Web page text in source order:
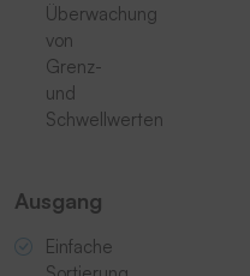
Überwachung
von
Grenz-
und
Schwellwerten
Ausgang
Einfache